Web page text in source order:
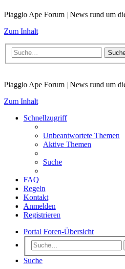
Piaggio Ape Forum | News rund um
Zum Inhalt
Piaggio Ape Forum | News rund um
Zum Inhalt
Schnellzugriff
Unbeantwortete Themen
Aktive Themen
Suche
FAQ
Regeln
Kontakt
Anmelden
Registrieren
Portal Foren-Übersicht
Suche